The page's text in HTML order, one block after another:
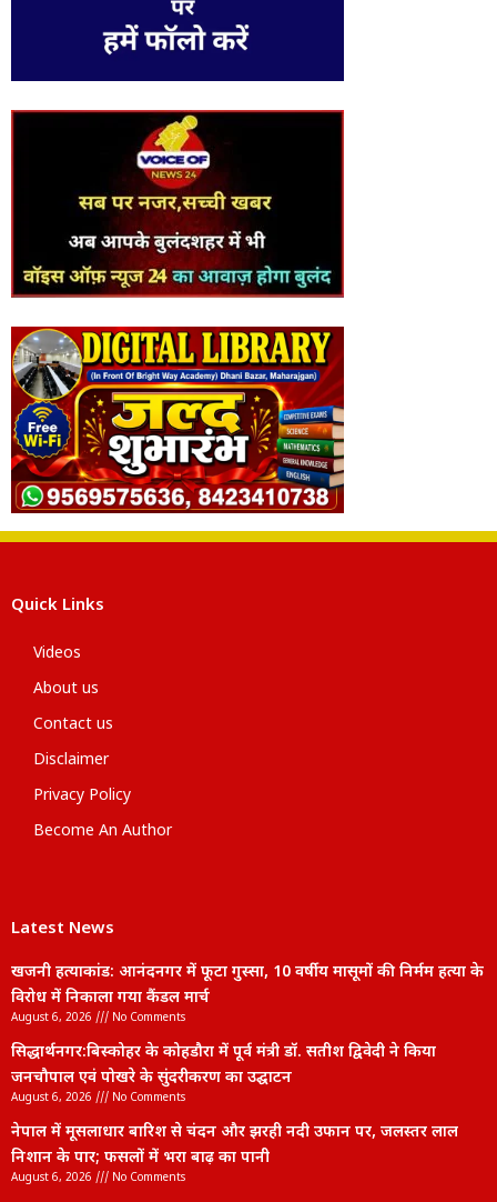
Quick Links
Videos
About us
Contact us
Disclaimer
Privacy Policy
Become An Author
Latest News
खजनी हत्याकांड: आनंदनगर में फूटा गुस्सा, 10 वर्षीय मासूमों की निर्मम हत्या के
विरोध में निकाला गया कैंडल मार्च
August 6, 2026 No Comments
सिद्धार्थनगर:बिस्कोहर के कोहडौरा में पूर्व मंत्री डॉ. सतीश द्विवेदी ने किया
जनचौपाल एवं पोखरे के सुंदरीकरण का उद्घाटन
August 6, 2026 No Comments
नेपाल में मूसलाधार बारिश से चंदन और झरही नदी उफान पर, जलस्तर लाल
निशान के पार; फसलों में भरा बाढ़ का पानी
August 6, 2026 No Comments